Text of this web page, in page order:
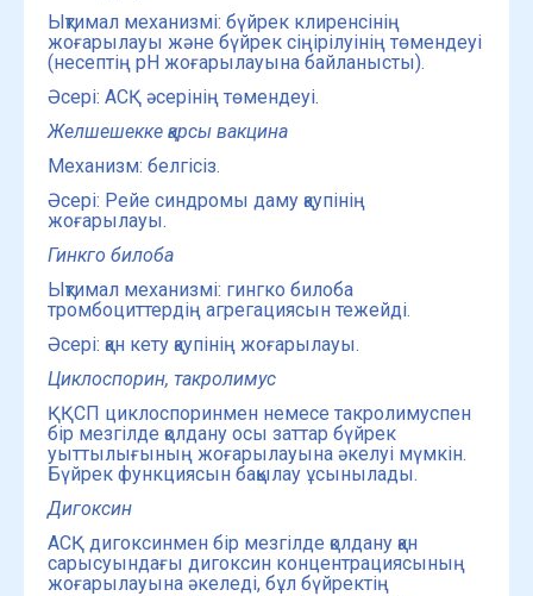
Ықтимал механизмі: бүйрек клиренсінің
жоғарылауы және бүйрек сіңірілуінің төмендеуі
(несептің рН жоғарылауына байланысты).
Әсері: АСҚ әсерінің төмендеуі.
Желшешекке қарсы вакцина
Механизм: белгісіз.
Әсері: Рейе синдромы даму қаупінің
жоғарылауы.
Гинкго билоба
Ықтимал механизмі: гингко билоба
тромбоциттердің агрегациясын тежейді.
Әсері: қан кету қаупінің жоғарылауы.
Циклоспорин, такролимус
ҚҚСП циклоспоринмен немесе такролимуспен
бір мезгілде қолдану осы заттар бүйрек
уыттылығының жоғарылауына әкелуі мүмкін.
Бүйрек функциясын бақылау ұсынылады.
Дигоксин
АСҚ дигоксинмен бір мезгілде қолдану қан
сарысуындағы дигоксин концентрациясының
жоғарылауына әкеледі, бұл бүйректің